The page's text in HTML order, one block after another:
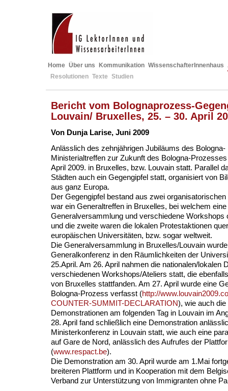
Home Über uns Kommunikation WissenschafterInnenhaus
Resolutionen Texte Studien
Bericht vom Bolognaprozess-
Louvain/ Bruxelles, 25. – 30. April
Von Dunja Larise, Juni 2009
Anlässlich des zehnjährigen Jubiläums des
Ministerialtreffen zur Zukunft des Bologna-
April 2009. in Bruxelles, bzw. Louvain statt. Parallel
Städten auch ein Gegengipfel statt, organisiert von
aus ganz Europa.
Der Gegengipfel bestand aus zwei
war ein Generaltreffen in Bruxelles, bei welchem eine
Generalversammlung und verschiedene Workshops
und die zweite waren die lokalen Protestaktionen
europäischen Universitäten, bzw. sogar weltweit.
Die Generalversammlung in Bruxelles/Louvain
Generalkonferenz in den Räumlichkeiten der
25.April. Am 26. April nahmen die nationalen/lokalen
verschiedenen Workshops/Ateliers statt, die
von Bruxelles stattfanden. Am 27. April wurde eine
Bologna-Prozess verfasst (http://
COUNTER-SUMMIT-DECLARATION), wie auch die
Demonstrationen am folgenden Tag in Louvain im
28. April fand schließlich eine Demonstration
Ministerkonferenz in Louvain statt, wie auch eine
auf Gare de Nord, anlässlich des Aufrufes der
(www.respact.be).
Die Demonstration am 30. April wurde am 1.Mai
breiteren Plattform und in Kooperation mit dem
Verband zur Unterstützung von Immigranten ohne